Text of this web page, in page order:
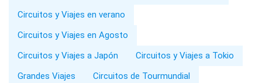
Circuitos y Viajes en verano
Circuitos y Viajes en Agosto
Circuitos y Viajes a Japón
Circuitos y Viajes a Tokio
Grandes Viajes
Circuitos de Tourmundial